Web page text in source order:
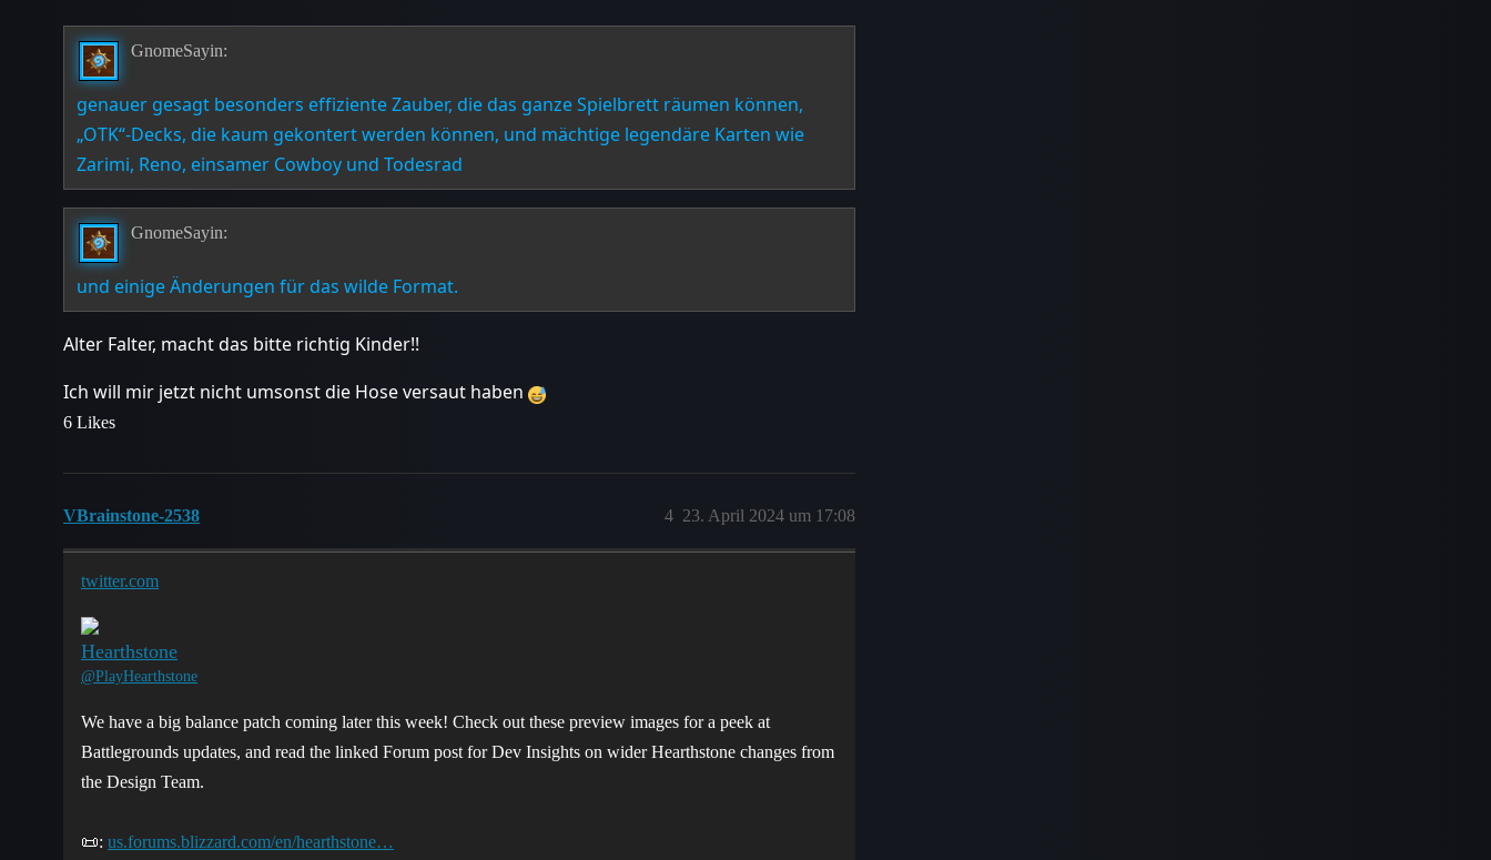
GnomeSayin:
genauer gesagt besonders effiziente Zauber, die das ganze Spielbrett räumen können,
„OTK“-Decks, die kaum gekontert werden können, und mächtige legendäre Karten wie
Zarimi, Reno, einsamer Cowboy und Todesrad
GnomeSayin:
und einige Änderungen für das wilde Format.
Alter Falter, macht das bitte richtig Kinder!!
Ich will mir jetzt nicht umsonst die Hose versaut haben
6 Likes
VBrainstone-2538 23. April 2024 um 17:08
4
twitter.com
Hearthstone
@PlayHearthstone
We have a big balance patch coming later this week! Check out these preview images for a peek at
Battlegrounds updates, and read the linked Forum post for Dev Insights on wider Hearthstone changes from
the Design Team.
📜: us.forums.blizzard.com/en/hearthstone…